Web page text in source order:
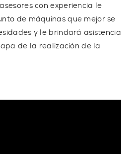
con experiencia le
de máquinas que mejor se
y le brindará asistencia
de la realización de la